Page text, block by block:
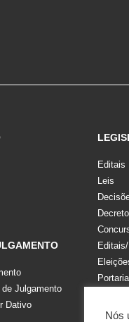
Julgamento
Dativo
Editais
Leis
Nós